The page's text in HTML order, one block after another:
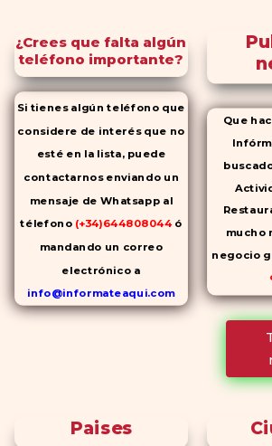
¿Crees que falta algún
teléfono importante?
Si tienes algún teléfono que
considere de interés que no
esté en la lista, puede
contactarnos enviando un
mensaje de Whatsapp al
télefono (+34)644808044 ó
mandando un correo
electrónico a
info@informateaqui.com
Mientras que antes la
cambio de los tiempos ha
Que
mucho
negocio
Paises